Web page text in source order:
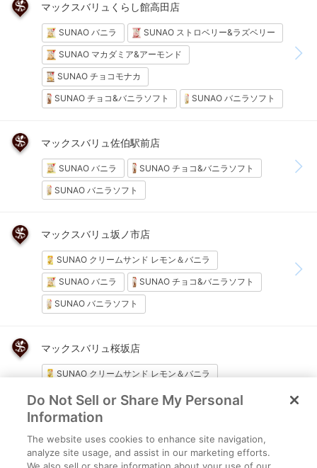
マックスバリュくらし館高田店
SUNAO バニラ SUNAO ストロベリー&ラズベリー
SUNAO マカダミア&アーモンド
SUNAO チョコモナカ
SUNAO チョコ&バニラソフト SUNAO バニラソフト
マックスバリュ佐伯駅前店
SUNAO バニラ SUNAO チョコ&バニラソフト
SUNAO バニラソフト
マックスバリュ坂ノ市店
SUNAO クリームサンド レモン＆バニラ
SUNAO バニラ SUNAO チョコ&バニラソフト
SUNAO バニラソフト
マックスバリュ桜坂店
SUNAO クリームサンド レモン＆バニラ
SUNAO バニラ SUNAO ストロベリー&ラズベリー
SUNAO マカダミア&アーモンド
SUNAO チョコモナカ
SUNAO チョコ&バニラソフト SUNAO バニラソフト
Do Not Sell or Share My Personal
Information
The website uses cookies to enhance site navigation,
analyze site usage, and assist in our marketing efforts.